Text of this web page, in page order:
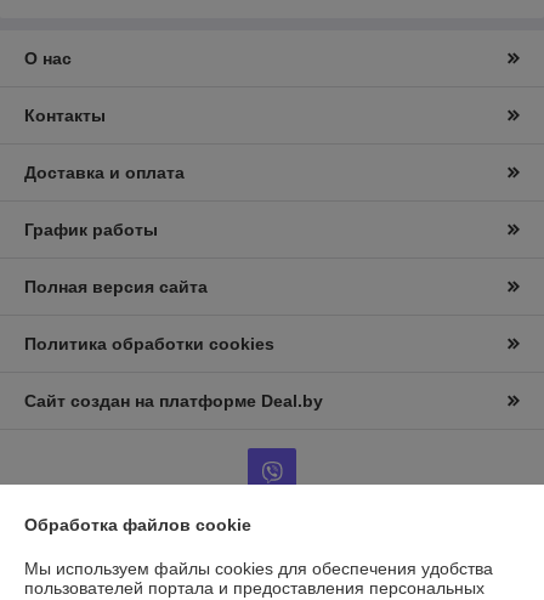
О нас
Контакты
Доставка и оплата
График работы
Полная версия сайта
Политика обработки cookies
Сайт создан на платформе Deal.by
Информация для покупателя
Обработка файлов cookie
Мы используем файлы cookies для обеспечения удобства
пользователей портала и предоставления персональных